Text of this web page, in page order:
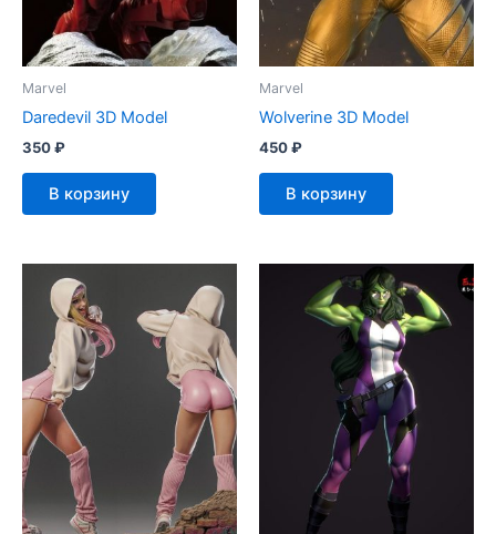
Marvel
Daredevil 3D Model
350₽
В корзину
Marvel
Wolverine 3D Model
450₽
В корзину